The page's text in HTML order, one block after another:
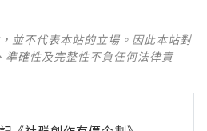
並不代表本站的立場。因此本站對
準確性及完整性不負任何法律責